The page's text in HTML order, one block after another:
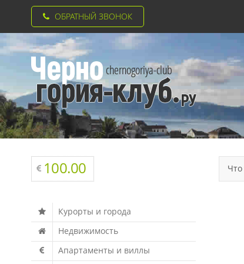
ОБРАТНЫЙ ЗВОНОК
100.00
Курорты и города
Недвижимость
Апартаменты и виллы